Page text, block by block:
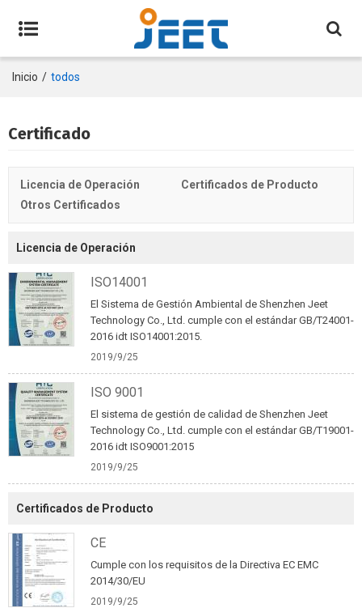
Inicio / todos
Certificado
Licencia de Operación
Certificados de Producto
Otros Certificados
Licencia de Operación
ISO14001
El Sistema de Gestión Ambiental de Shenzhen Jeet
Technology Co., Ltd. cumple con el estándar GB/T24001-
2016 idt ISO14001:2015.
2019/9/25
ISO 9001
El sistema de gestión de calidad de Shenzhen Jeet
Technology Co., Ltd. cumple con el estándar GB/T19001-
2016 idt ISO9001:2015
2019/9/25
Certificados de Producto
CE
Cumple con los requisitos de la Directiva EC EMC
2014/30/EU
2019/9/25